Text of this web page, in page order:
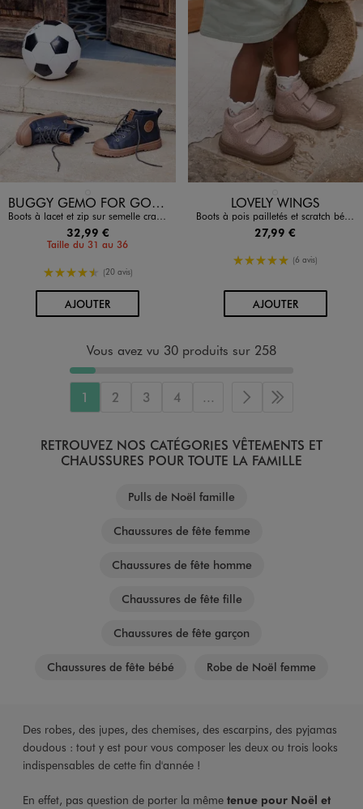
Disponible en 1 coloris BUGGY GEMO FOR GOOD
Boots à lacet et zip sur semelle crantée garçon
32,99 €
Taille du 31 au 36
4.5/5 de moyenne
(20 avis)
AJOUTERAU PANIER
Disponible en 1 coloris
LOVELY WINGS
Boots à pois pailletés et scratch bébé fille - Lovely Wings
27,99 €
5/5 de moyenne
(6 avis)
AJOUTERAU PANIER
Vous avez vu 30 produits sur 258
1 2 3 4 ... Page suivante
Dernière page
RETROUVEZ NOS CATÉGORIES VÊTEMENTS ET
CHAUSSURES POUR TOUTE LA FAMILLE
Pulls de Noël famille
Chaussures de fête femme
Chaussures de fête homme
Chaussures de fête fille
Chaussures de fête garçon
Chaussures de fête bébé Robe de Noël femme
Des robes, des jupes, des chemises, des escarpins, des pyjamas
doudous : tout y est pour vous composer les deux ou trois looks
indispensables de cette fin d'année !
En effet, pas question de porter la même tenue pour Noël et